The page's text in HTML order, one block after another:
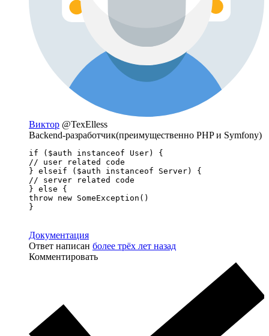
Виктор @TexElless
Backend-разработчик(преимущественно PHP и Symfony)
if ($auth instanceof User) {
// user related code
} elseif ($auth instanceof Server) {
// server related code
} else {
throw new SomeException()
}
Документация
Ответ написан более трёх лет назад
Комментировать